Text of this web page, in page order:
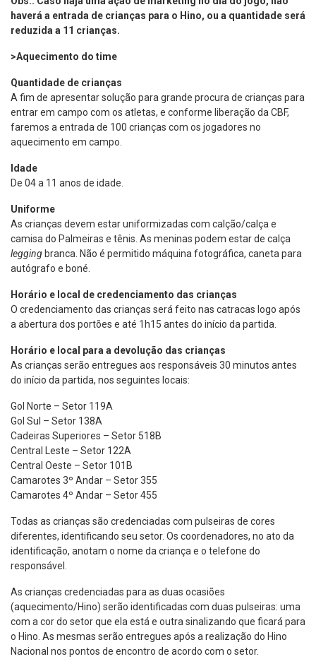
haverá a entrada de crianças para o Hino, ou a quantidade será
reduzida a 11 crianças.
>Aquecimento do time
Quantidade de crianças
A fim de apresentar solução para grande procura de crianças para
entrar em campo com os atletas, e conforme liberação da CBF,
faremos a entrada de 100 crianças com os jogadores no
aquecimento em campo.
Idade
De 04 a 11 anos de idade.
Uniforme
As crianças devem estar uniformizadas com calção/calça e
camisa do Palmeiras e tênis. As meninas podem estar de calça
legging branca. Não é permitido máquina fotográfica, caneta para
autógrafo e boné.
Horário e local de credenciamento das crianças
O credenciamento das crianças será feito nas catracas logo após
a abertura dos portões e até 1h15 antes do início da partida.
Horário e local para a devolução das crianças
As crianças serão entregues aos responsáveis 30 minutos antes
do início da partida, nos seguintes locais:
Gol Norte – Setor 119A
Gol Sul – Setor 138A
Cadeiras Superiores – Setor 518B
Central Leste – Setor 122A
Central Oeste – Setor 101B
Camarotes 3º Andar – Setor 355
Camarotes 4º Andar – Setor 455
Todas as crianças são credenciadas com pulseiras de cores
diferentes, identificando seu setor. Os coordenadores, no ato da
identificação, anotam o nome da criança e o telefone do
responsável.
As crianças credenciadas para as duas ocasiões
(aquecimento/Hino) serão identificadas com duas pulseiras: uma
com a cor do setor que ela está e outra sinalizando que ficará para
o Hino. As mesmas serão entregues após a realização do Hino
Nacional nos pontos de encontro de acordo com o setor.